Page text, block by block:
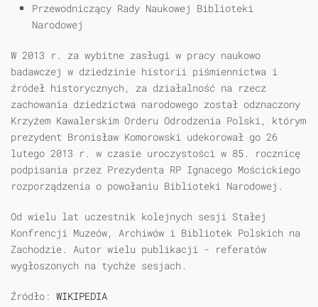
Przewodniczący Rady Naukowej Biblioteki
Narodowej
W 2013 r. za wybitne zasługi w pracy naukowo
badawczej w dziedzinie historii piśmiennictwa i
źródeł historycznych, za działalność na rzecz
zachowania dziedzictwa narodowego został odznaczony
Krzyżem Kawalerskim Orderu Odrodzenia Polski, którym
prezydent Bronisław Komorowski udekorował go 26
lutego 2013 r. w czasie uroczystości w 85. rocznicę
podpisania przez Prezydenta RP Ignacego Mościckiego
rozporządzenia o powołaniu Biblioteki Narodowej.
Od wielu lat uczestnik kolejnych sesji Stałej
Konfrencji Muzeów, Archiwów i Bibliotek Polskich na
Zachodzie. Autor wielu publikacji - referatów
wygłoszonych na tychże sesjach.
Źródło: WIKIPEDIA